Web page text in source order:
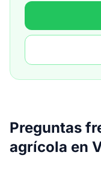
Preguntas
agrícola en